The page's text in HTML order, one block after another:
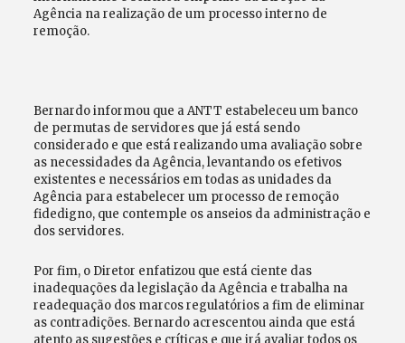
Agência na realização de um processo interno de
remoção.
Bernardo informou que a ANTT estabeleceu um banco
de permutas de servidores que já está sendo
considerado e que está realizando uma avaliação sobre
as necessidades da Agência, levantando os efetivos
existentes e necessários em todas as unidades da
Agência para estabelecer um processo de remoção
fidedigno, que contemple os anseios da administração e
dos servidores.
Por fim, o Diretor enfatizou que está ciente das
inadequações da legislação da Agência e trabalha na
readequação dos marcos regulatórios a fim de eliminar
as contradições. Bernardo acrescentou ainda que está
atento as sugestões e críticas e que irá avaliar todos os